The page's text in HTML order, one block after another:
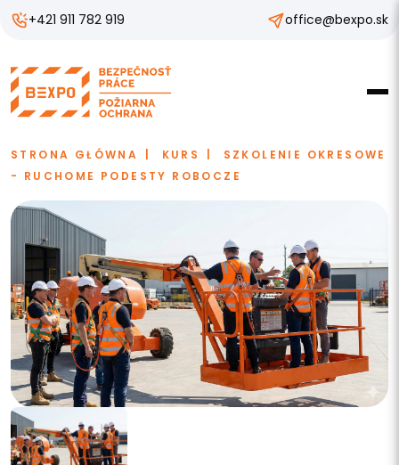
+421 911 782 919 office@bexpo.sk
STRONA GŁÓWNA KURS
SZKOLENIE OKRESOWE
- RUCHOME PODESTY ROBOCZE